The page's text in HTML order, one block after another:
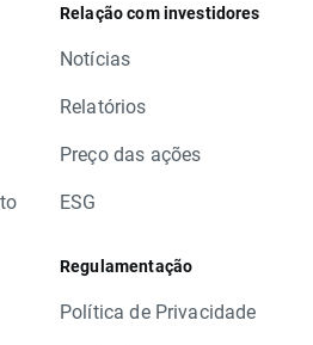
Relação com investidores
Notícias
Relatórios
Preço das ações
ESG
Regulamentação
Política de Privacidade